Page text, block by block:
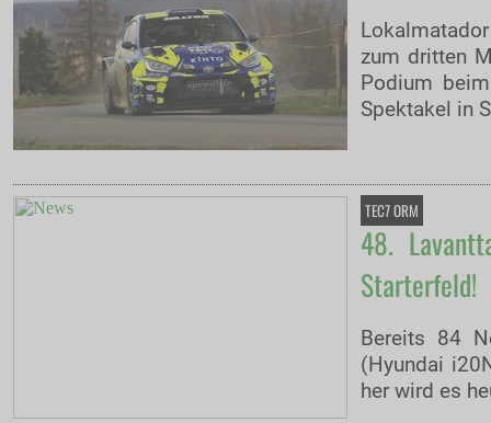
zum dritten
Podium
Spektakel in
TEC7 ORM
48.
Starterfeld!
Bereits 84
(Hyundai
her wird es